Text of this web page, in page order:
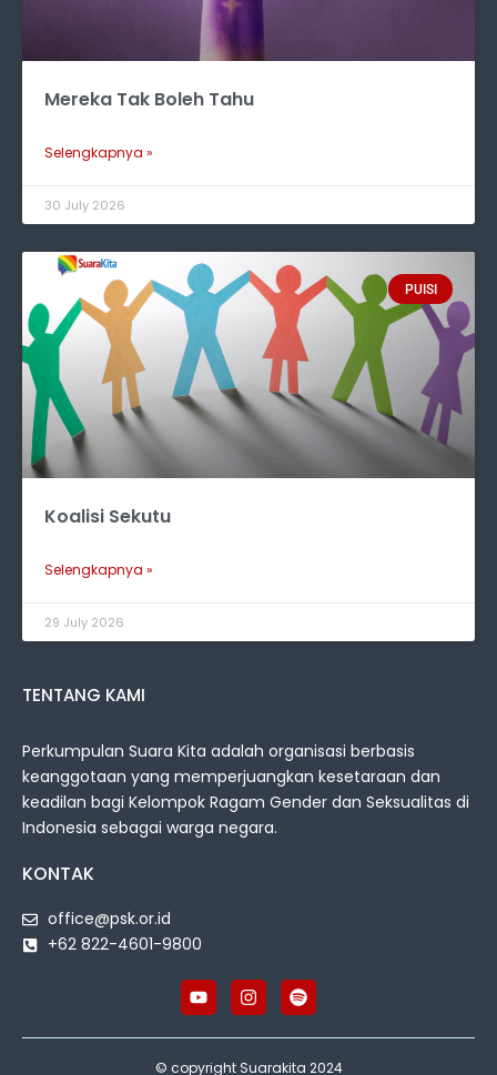
Mereka Tak Boleh Tahu
Selengkapnya »
30 July 2026
PUISI
Koalisi Sekutu
Selengkapnya »
29 July 2026
TENTANG KAMI
Perkumpulan Suara Kita adalah organisasi berbasis
keanggotaan yang memperjuangkan kesetaraan dan
keadilan bagi Kelompok Ragam Gender dan Seksualitas di
Indonesia sebagai warga negara.
KONTAK
office@psk.or.id
+62 822-4601-9800
© copyright Suarakita 2024